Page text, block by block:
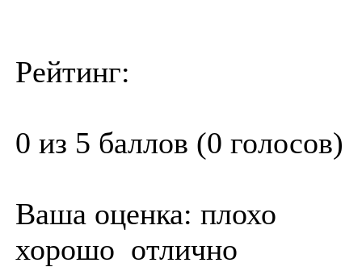
Рейтинг:
0 из 5 баллов (0 голосов)
Ваша оценка: плохо
хорошо отлично